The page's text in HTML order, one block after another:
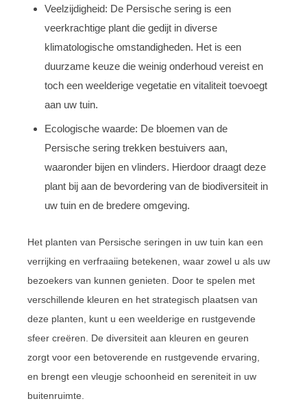
Veelzijdigheid: De Persische sering is een
veerkrachtige plant die gedijt in diverse
klimatologische omstandigheden. Het is een
duurzame keuze die weinig onderhoud vereist en
toch een weelderige vegetatie en vitaliteit toevoegt
aan uw tuin.
Ecologische waarde: De bloemen van de
Persische sering trekken bestuivers aan,
waaronder bijen en vlinders. Hierdoor draagt deze
plant bij aan de bevordering van de biodiversiteit in
uw tuin en de bredere omgeving.
Het planten van Persische seringen in uw tuin kan een
verrijking en verfraaiing betekenen, waar zowel u als uw
bezoekers van kunnen genieten. Door te spelen met
verschillende kleuren en het strategisch plaatsen van
deze planten, kunt u een weelderige en rustgevende
sfeer creëren. De diversiteit aan kleuren en geuren
zorgt voor een betoverende en rustgevende ervaring,
en brengt een vleugje schoonheid en sereniteit in uw
buitenruimte.